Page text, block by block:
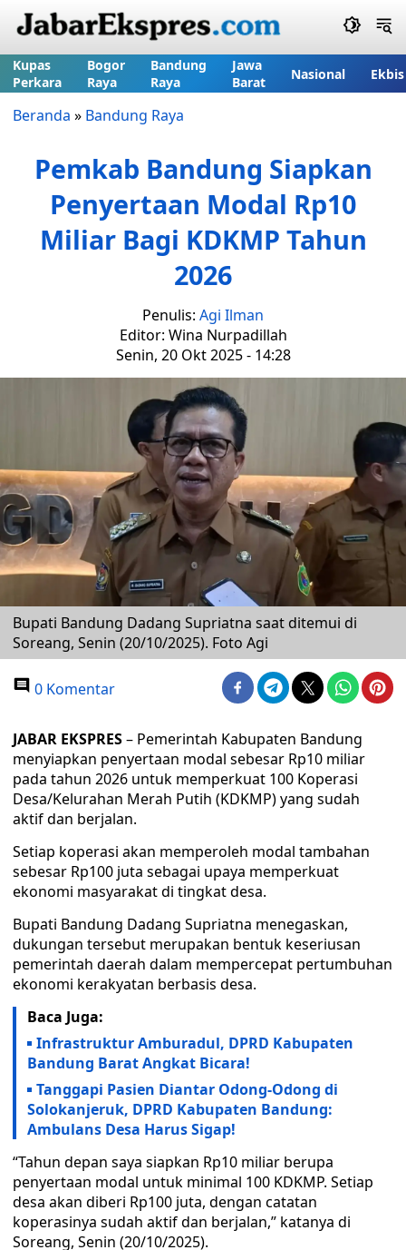
Kupas
Perkara
Bogor
Raya
Bandung
Raya
Jawa
Barat
Nasional Ekbis
Beranda » Bandung Raya
Pemkab Bandung Siapkan
Penyertaan Modal Rp10
Miliar Bagi KDKMP Tahun
2026
Penulis: Agi Ilman
Editor: Wina Nurpadillah
Senin, 20 Okt 2025 - 14:28
Bupati Bandung Dadang Supriatna saat ditemui di
Soreang, Senin (20/10/2025). Foto Agi
0 Komentar
JABAR EKSPRES– Pemerintah Kabupaten Bandung
menyiapkan penyertaan modal sebesar Rp10 miliar
pada tahun 2026 untuk memperkuat 100 Koperasi
Desa/Kelurahan Merah Putih (KDKMP) yang sudah
aktif dan berjalan.
Setiap koperasi akan memperoleh modal tambahan
sebesar Rp100 juta sebagai upaya memperkuat
ekonomi masyarakat di tingkat desa.
Bupati Bandung Dadang Supriatna menegaskan,
dukungan tersebut merupakan bentuk keseriusan
pemerintah daerah dalam mempercepat pertumbuhan
ekonomi kerakyatan berbasis desa.
Baca Juga:
Infrastruktur Amburadul, DPRD Kabupaten
Bandung Barat Angkat Bicara!
Tanggapi Pasien Diantar Odong-Odong di
Solokanjeruk, DPRD Kabupaten Bandung:
Ambulans Desa Harus Sigap!
“Tahun depan saya siapkan Rp10 miliar berupa
penyertaan modal untuk minimal 100 KDKMP. Setiap
desa akan diberi Rp100 juta, dengan catatan
koperasinya sudah aktif dan berjalan,” katanya di
Soreang, Senin (20/10/2025).